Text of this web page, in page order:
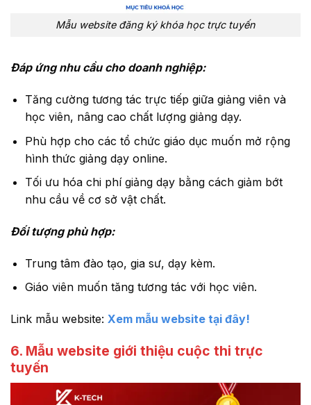
Mẫu website đăng ký khóa học trực tuyến
Đáp ứng nhu cầu cho doanh nghiệp:
Tăng cường tương tác trực tiếp giữa giảng viên và
học viên, nâng cao chất lượng giảng dạy.
Phù hợp cho các tổ chức giáo dục muốn mở rộng
hình thức giảng dạy online.
Tối ưu hóa chi phí giảng dạy bằng cách giảm bớt
nhu cầu về cơ sở vật chất.
Đối tượng phù hợp:
Trung tâm đào tạo, gia sư, dạy kèm.
Giáo viên muốn tăng tương tác với học viên.
Link mẫu website: Xem mẫu website tại đây!
6. Mẫu website giới thiệu cuộc thi trực
tuyến